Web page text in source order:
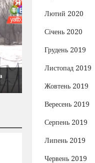
Лютий 2020
Січень 2020
Грудень 2019
Листопад 2019
Жовтень 2019
Вересень 2019
Серпень 2019
Липень 2019
Червень 2019